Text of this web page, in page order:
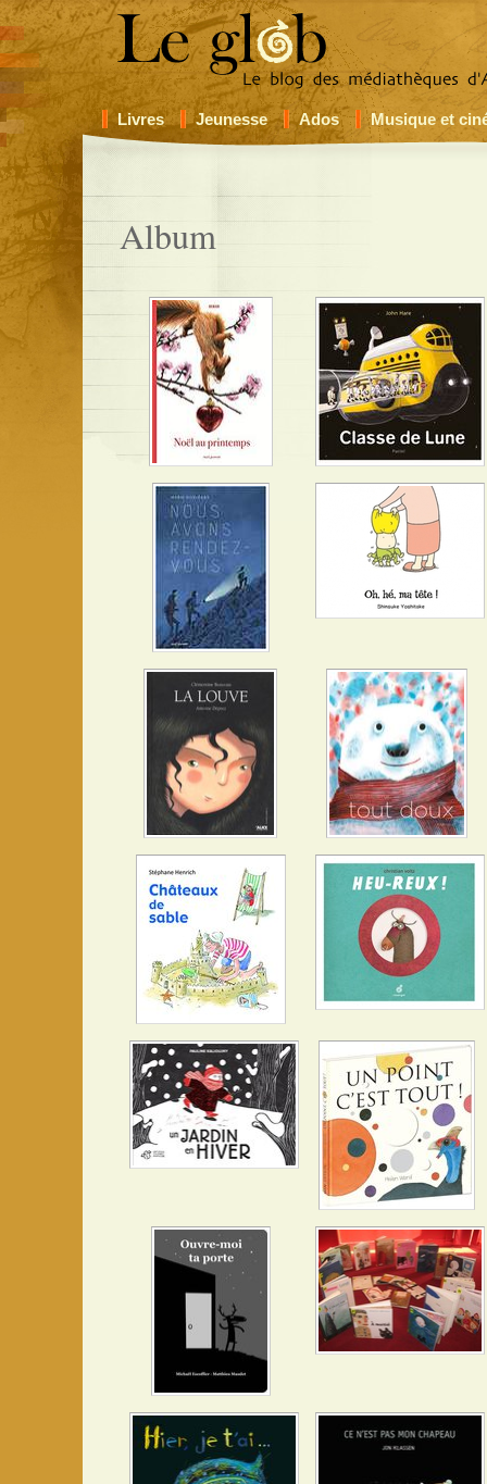
Livres Jeunesse Ados Musique et
Album